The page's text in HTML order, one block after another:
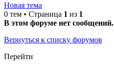
Новая тема
0 тем • Страница 1 из 1
В этом форуме нет сообщений.
Вернуться к списку форумов
Перейти